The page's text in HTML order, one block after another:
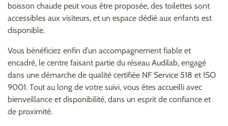
boisson chaude peut vous être proposée, des toilettes sont
accessibles aux visiteurs, et un espace dédié aux enfants est
disponible.
Vous bénéficiez enfin d’un accompagnement fiable et
encadré, le centre faisant partie du réseau Audilab, engagé
dans une démarche de qualité certifiée NF Service 518 et ISO
9001. Tout au long de votre suivi, vous êtes accueilli avec
bienveillance et disponibilité, dans un esprit de confiance et
de proximité.